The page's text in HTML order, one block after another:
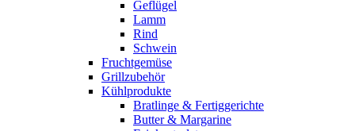
Geflügel
Lamm
Rind
Schwein
Fruchtgemüse
Grillzubehör
Kühlprodukte
Bratlinge & Fertiggerichte
Butter & Margarine